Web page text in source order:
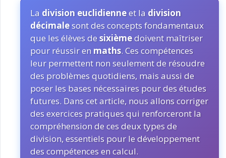
La division euclidienneet la division
décimalesont des concepts fondamentaux
que les élèves desixièmedoivent maîtriser
pour réussir en maths. Ces compétences
leur permettent non seulement de résoudre
des problèmes quotidiens, mais aussi de
poser les bases nécessaires pour des études
futures. Dans cet article, nous allons corriger
des exercices pratiques qui renforceront la
compréhension de ces deux types de
division, essentiels pour le développement
des compétences en calcul.